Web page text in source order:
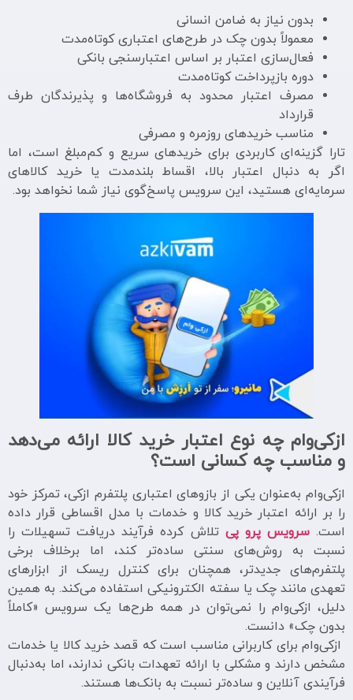
بدون نیاز به ضامن انسانی
معمولاً بدون چک در طرح‌های اعتباری کوتاه‌مدت
فعال‌سازی اعتبار بر اساس اعتبارسنجی بانکی
دوره بازپرداخت کوتاه‌مدت
مصرف اعتبار محدود به فروشگاه‌ها و پذیرندگان طرف
قرارداد
مناسب خریدهای روزمره و مصرفی
تارا گزینه‌ای کاربردی برای خریدهای سریع و کم‌مبلغ است، اما
اگر به دنبال اعتبار بالا، اقساط بلندمدت یا خرید کالاهای
سرمایه‌ای هستید، این سرویس پاسخ‌گوی نیاز شما نخواهد بود.
ازکی‌وام چه نوع اعتبار خرید کالا ارائه می‌دهد
و مناسب چه کسانی است؟
ازکی‌وام به‌عنوان یکی از بازوهای اعتباری پلتفرم ازکی، تمرکز خود
را بر ارائه اعتبار خرید کالا و خدمات با مدل اقساطی قرار داده
است.سرویس پرو پی تلاش کرده فرآیند دریافت تسهیلات را
نسبت به روش‌های سنتی ساده‌تر کند، اما برخلاف برخی
پلتفرم‌های جدیدتر، همچنان برای کنترل ریسک از ابزارهای
تعهدی مانند چک یا سفته الکترونیکی استفاده می‌کند. به همین
دلیل، ازکی‌وام را نمی‌توان در همه طرح‌ها یک سرویس «کاملاً
بدون چک» دانست.
ازکی‌وام برای کاربرانی مناسب است که قصد خرید کالا یا خدمات
مشخص دارند و مشکلی با ارائه تعهدات بانکی ندارند، اما به‌دنبال
فرآیندی آنلاین و ساده‌تر نسبت به بانک‌ها هستند.